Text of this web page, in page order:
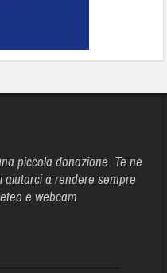
piccola donazione. Te ne
a rendere sempre
e webcam